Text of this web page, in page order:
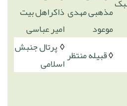
مذهبی مهدی
موعود
ذاکراهل بیت
امیر عباسی
◊قبیله منتظر◊پرتال جنبش
اسلامی